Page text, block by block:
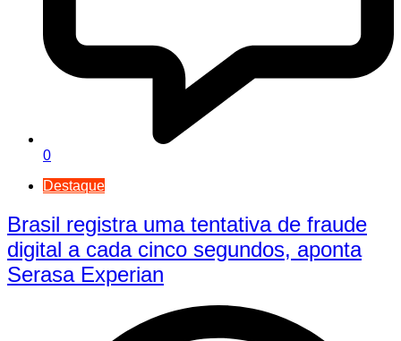
0
Destaque
Brasil registra uma tentativa de fraude
digital a cada cinco segundos, aponta
Serasa Experian